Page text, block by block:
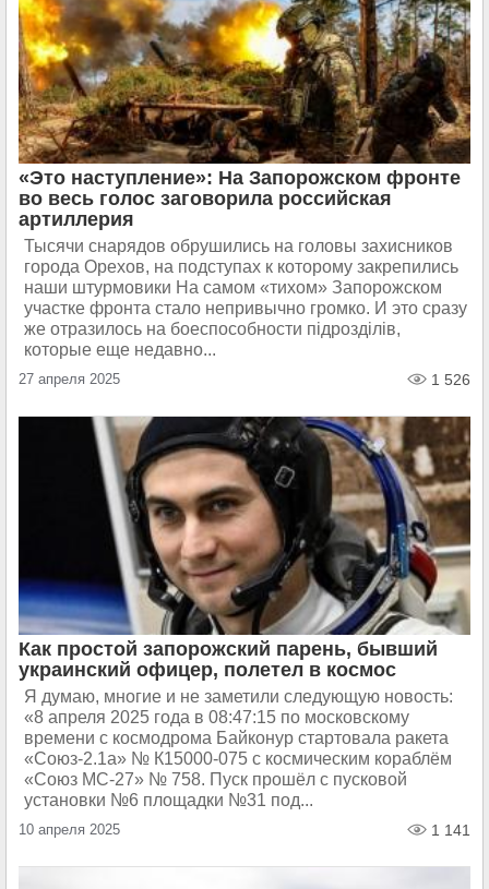
«Это наступление»: На Запорожском фронте
во весь голос заговорила российская
артиллерия
Тысячи снарядов обрушились на головы захисников
города Орехов, на подступах к которому закрепились
наши штурмовики На самом «тихом» Запорожском
участке фронта стало непривычно громко. И это сразу
же отразилось на боеспособности пiдроздiлiв,
которые еще недавно...
27 апреля 2025 1 526
Как простой запорожский парень, бывший
украинский офицер, полетел в космос
Я думаю, многие и не заметили следующую новость:
«8 апреля 2025 года в 08:47:15 по московскому
времени с космодрома Байконур стартовала ракета
«Союз-2.1а» № К15000-075 с космическим кораблём
«Союз МС-27» № 758. Пуск прошёл с пусковой
установки №6 площадки №31 под...
10 апреля 2025 1 141